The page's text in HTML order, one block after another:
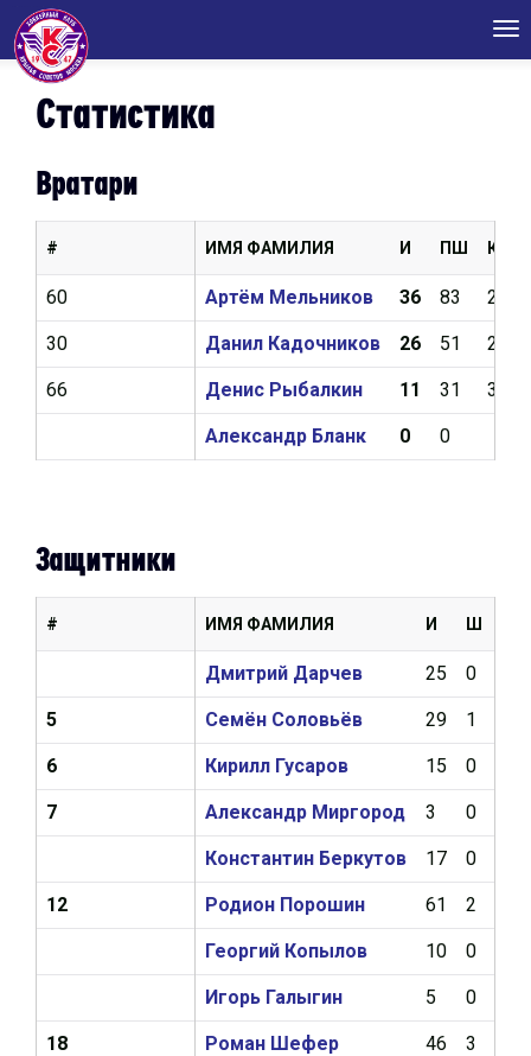
Статистика
Вратари
ИМЯ ФАМИЛИЯ И ПШ КН
Артём Мельников 36 83 2,43
Данил Кадочников 26 51 2,44
Денис Рыбалкин 11 31 3,23
Александр Бланк 0 0
#
60
30
66
Защитники
ИМЯ ФАМИЛИЯ И Ш
Дмитрий Дарчев 25 0
Семён Соловьёв 29 1
Кирилл Гусаров 15 0
Александр Миргород 3 0
Константин Беркутов 17 0
Родион Порошин 61 2
Георгий Копылов 10 0
Игорь Галыгин 5 0
Роман Шефер 46 3
#
5
6
7
12
18